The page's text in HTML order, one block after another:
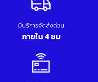
มีบริการจัดส่งด่วน
ภายใน 4 ชม